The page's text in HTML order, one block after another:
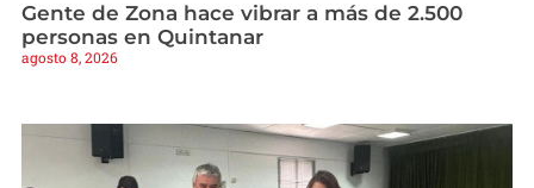
Gente de Zona hace vibrar a más de 2.500
personas en Quintanar
agosto 8, 2026